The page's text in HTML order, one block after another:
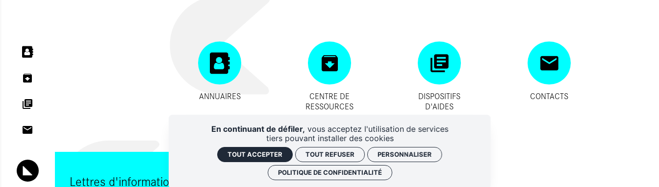
ANNUAIRES
CENTRE DE
RESSOURCES
DISPOSITIFS
D'AIDES
CONTACTS
Lettres d'information
En continuant de défiler, vous acceptez l'utilisation de services
tiers pouvant installer des cookies
TOUT ACCEPTER TOUT REFUSER PERSONNALISER
POLITIQUE DE CONFIDENTIALITÉ